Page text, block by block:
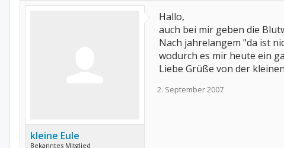
kleine Eule
Bekanntes Mitglied
Hallo,
auch bei mir geben die
Nach jahrelangem "da ist
wodurch es mir heute ein
Liebe Grüße von der
2. September 2007